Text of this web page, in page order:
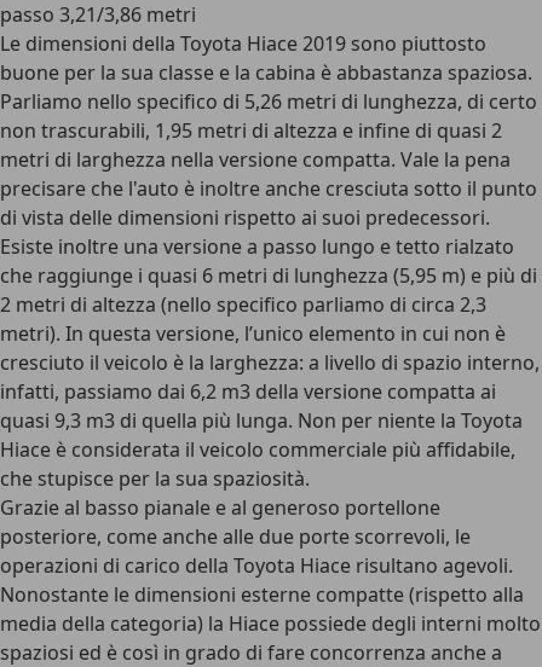
passo 3,21/3,86 metri
Le dimensioni della Toyota Hiace 2019 sono piuttosto
buone per la sua classe e la cabina è abbastanza spaziosa.
Parliamo nello specifico di 5,26 metri di lunghezza, di certo
non trascurabili, 1,95 metri di altezza e infine di quasi 2
metri di larghezza nella versione compatta. Vale la pena
precisare che l'auto è inoltre anche cresciuta sotto il punto
di vista delle dimensioni rispetto ai suoi predecessori.
Esiste inoltre una versione a passo lungo e tetto rialzato
che raggiunge i quasi 6 metri di lunghezza (5,95 m) e più di
2 metri di altezza (nello specifico parliamo di circa 2,3
metri). In questa versione, l’unico elemento in cui non è
cresciuto il veicolo è la larghezza: a livello di spazio interno,
infatti, passiamo dai 6,2 m3 della versione compatta ai
quasi 9,3 m3 di quella più lunga. Non per niente la Toyota
Hiace è considerata il veicolo commerciale più affidabile,
che stupisce per la sua spaziosità.
Grazie al basso pianale e al generoso portellone
posteriore, come anche alle due porte scorrevoli, le
operazioni di carico della Toyota Hiace risultano agevoli.
Nonostante le dimensioni esterne compatte (rispetto alla
media della categoria) la Hiace possiede degli interni molto
spaziosi ed è così in grado di fare concorrenza anche a